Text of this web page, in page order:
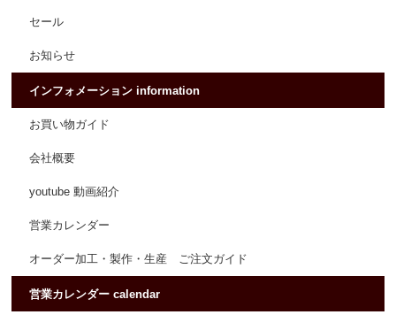
セール
お知らせ
インフォメーション information
お買い物ガイド
会社概要
youtube 動画紹介
営業カレンダー
オーダー加工・製作・生産 ご注文ガイド
営業カレンダー calendar